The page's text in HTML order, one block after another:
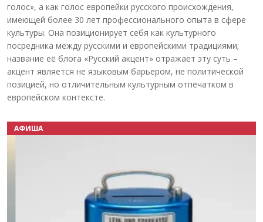
голос», а как голос европейки русского происхождения,
имеющей более 30 лет профессионального опыта в сфере
культуры. Она позиционирует себя как культурного
посредника между русскими и европейскими традициями;
название её блога «Русский акцент» отражает эту суть –
акцент является не языковым барьером, не политической
позицией, но отличительным культурным отпечатком в
европейском контексте.
АФИША